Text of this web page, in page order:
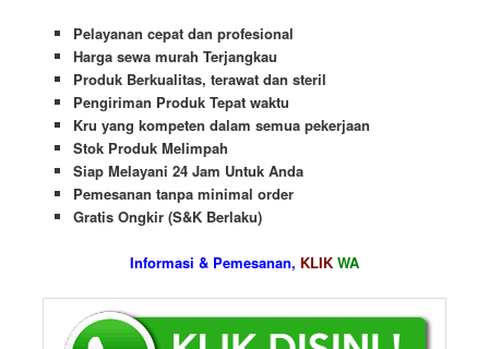
Pelayanan cepat dan profesional
Harga sewa murah Terjangkau
Produk Berkualitas, terawat dan steril
Pengiriman Produk Tepat waktu
Kru yang kompeten dalam semua pekerjaan
Stok Produk Melimpah
Siap Melayani 24 Jam Untuk Anda
Pemesanan tanpa minimal order
Gratis Ongkir (S&K Berlaku)
Informasi & Pemesanan, KLIK WA